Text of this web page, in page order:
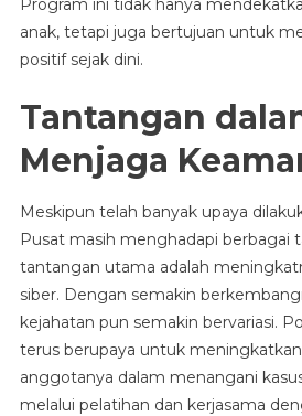
Program ini tidak hanya
anak, tetapi juga bertujuan untuk
positif sejak dini.
Tantangan
Menjaga
Meskipun telah banyak upaya
Pusat masih menghadapi berbagai
tantangan utama adalah
siber. Dengan semakin
kejahatan pun semakin bervariasi.
terus berupaya untuk
anggotanya dalam menangani
melalui pelatihan dan kerjasama